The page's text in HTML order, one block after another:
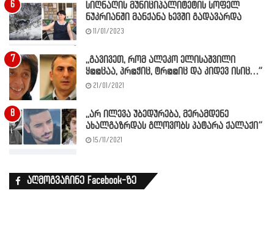
სიღნაღის მუნიციპალიტეტის სოფელ
ნუკრიანში მანქანა ხევში გადავარდა
11/01/2023
,,გავივეთ, რომ ალეკო ელისაშვილი
ყ@@ცაა, პრ@ჭიც, ტრ@@იც და კიდევ ისიც…”
21/01/2021
,,არ ილევა უბედურება, მერამდენე
ახალგაზრდას გლოვობს პატარა ქალაქი”
15/11/2021
აღმოგვაჩინე Facebook-ზე